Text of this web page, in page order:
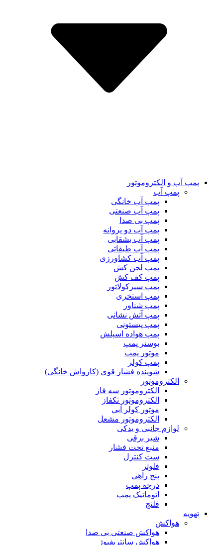
پمپ آب و الکتروموتور
پمپ آب
پمپ آب خانگی
پمپ آب صنعتی
پمپ بی صدا
پمپ آب دو پروانه
پمپ آب بشقابی
پمپ آب طبقاتی
پمپ آب کشاورزی
پمپ لجن کش
پمپ کف کش
پمپ سیرکولاتور
پمپ استخری
پمپ شناور
پمپ آتش نشانی
پمپ پیستونی
پمپ هواده اسپلش
بوستر پمپ
موتور پمپ
پمپ کولر
شوینده فشار قوی (کارواش خانگی)
الکتروموتور
الکتروموتور سه فاز
الکتروموتور تکفاز
موتور کولر آبی
الکتروموتور مشعل
لوازم جانبی و یدکی
شیر برقی
منبع تحت فشار
ست کنترل
فلوتر
پنج راهی
درجه پمپ
اتوماتیک پمپ
فلنج
تهویه
هواکش
هواکش صنعتی بی صدا
هواکش سانتریفیوژ